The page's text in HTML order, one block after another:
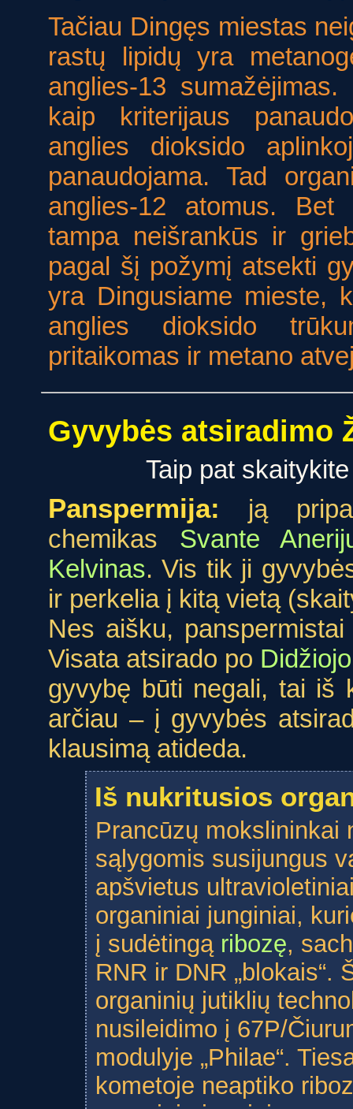
Tačiau Dingęs miestas
rastų lipidų yra
anglies-13
kaip kriterijaus
anglies dioksido
panaudojama. Tad
anglies-12 atomus.
tampa neišrankūs ir
pagal šį požymį atsekti
yra Dingusiame mieste,
anglies dioksido
pritaikomas ir metano
Gyvybės atsiradimo
Taip pat
Panspermija: ją
chemikas Svante
Kelvinas. Vis tik ji
ir perkelia į kitą vietą
Nes aišku,
Visata atsirado po
gyvybę būti negali, tai iš
arčiau – į gyvybės
klausimą atideda.
Iš nukritusios
Prancūzų mokslininkai
sąlygomis susijungus
apšvietus
organiniai junginiai,
į sudėtingą ribozę,
RNR ir DNR „blokais“.
organinių jutiklių
nusileidimo į 67P/
modulyje „Philae“.
kometoje neaptiko